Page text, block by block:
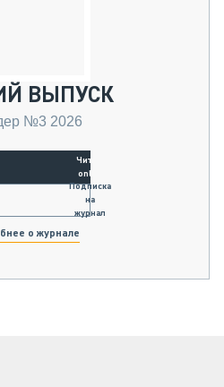
ВЫПУСК
№3 2026
Читать
online
Подписка
на
журнал
о журнале